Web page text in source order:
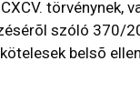
törvénynek,
szóló 370/
belsõ